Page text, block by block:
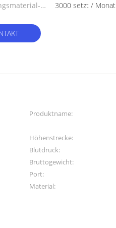
3000 setzt / Monat
Produktname:
Höhenstrecke:
Blutdruck:
Bruttogewicht:
Port:
Material: